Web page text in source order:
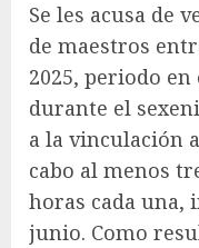
Se les acusa de
de maestros
2025, periodo
durante el
a la vinculación
cabo al menos
horas cada una,
junio. Como